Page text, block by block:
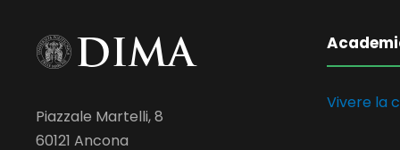
Piazzale Martelli, 8
60121 Ancona
Vivere la